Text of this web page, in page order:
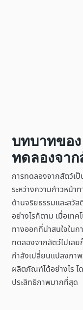
บทบาทขอ
ทดลองจา
การทดลองจากสัตว์เ
ระหว่างความก้าวหน้
ด้านจริยธรรมและสวั
อย่างไรก็ตาม เมื่อเท
ทางออกที่น่าสนใจในก
ทดลองจากสัตว์ไปเลย
กำลังเปลี่ยนแปลงภา
ผลิตภัณฑ์ได้อย่างไร โ
ประสิทธิภาพมากที่สุด